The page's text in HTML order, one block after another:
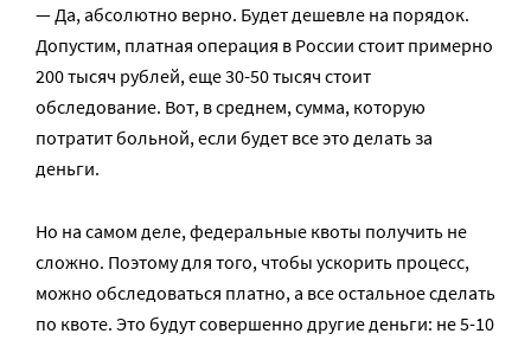
— Да, абсолютно верно. Будет дешевле на порядок.
Допустим, платная операция в России стоит примерно
200 тысяч рублей, еще 30-50 тысяч стоит
обследование. Вот, в среднем, сумма, которую
потратит больной, если будет все это делать за
деньги.
Но на самом деле, федеральные квоты получить не
сложно. Поэтому для того, чтобы ускорить процесс,
можно обследоваться платно, а все остальное сделать
по квоте. Это будут совершенно другие деньги: не 5-10